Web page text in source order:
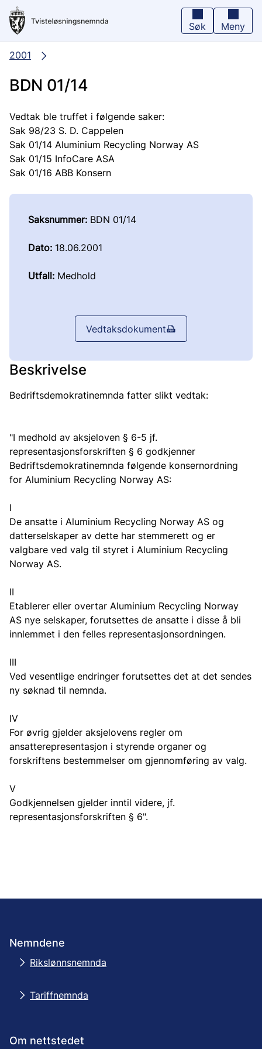
Hopp
hovedinnhold
Søk Meny
2001
BDN 01/14
Vedtak ble truffet i følgende saker:
Sak 98/23 S. D. Cappelen
Sak 01/14 Aluminium Recycling Norway AS
Sak 01/15 InfoCare ASA
Sak 01/16 ABB Konsern
Saksnummer: BDN 01/14
Dato: 18.06.2001
Utfall: Medhold
Vedtaksdokument
Beskrivelse
Bedriftsdemokratinemnda fatter slikt vedtak:
"I medhold av aksjeloven § 6-5 jf.
representasjonsforskriften § 6 godkjenner
Bedriftsdemokratinemnda følgende konsernordning
for Aluminium Recycling Norway AS:
I
De ansatte i Aluminium Recycling Norway AS og
datterselskaper av dette har stemmerett og er
valgbare ved valg til styret i Aluminium Recycling
Norway AS.
II
Etablerer eller overtar Aluminium Recycling Norway
AS nye selskaper, forutsettes de ansatte i disse å bli
innlemmet i den felles representasjonsordningen.
III
Ved vesentlige endringer forutsettes det at det sendes
ny søknad til nemnda.
IV
For øvrig gjelder aksjelovens regler om
ansatterepresentasjon i styrende organer og
forskriftens bestemmelser om gjennomføring av valg.
V
Godkjennelsen gjelder inntil videre, jf.
representasjonsforskriften § 6".
Nemndene
Rikslønnsnemnda
Tariffnemnda
Om nettstedet